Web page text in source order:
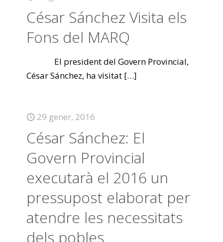
César Sánchez Visita els
Fons del MARQ
El president del Govern Provincial,
César Sánchez, ha visitat […]
29 gener, 2016
César Sánchez: El
Govern Provincial
executarà el 2016 un
pressupost elaborat per
atendre les necessitats
dels pobles